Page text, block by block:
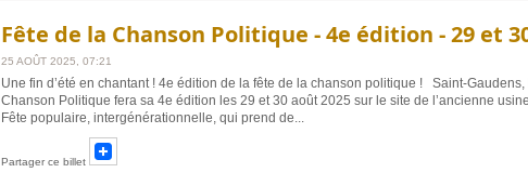
Fête de la Chanson Politique - 4e édition - 29 et
25 AOÛT 2025, 07:21
Une fin d’été en chantant ! 4e édition de la fête de la chanson politique ! Saint-
Chanson Politique fera sa 4e édition les 29 et 30 août 2025 sur le site de l’ancienne
Fête populaire, intergénérationnelle, qui prend de...
Partager ce billet